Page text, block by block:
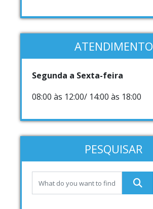
ATENDIMENTO
Segunda a Sexta-feira
08:00 às 12:00/ 14:00 às 18:00
PESQUISAR